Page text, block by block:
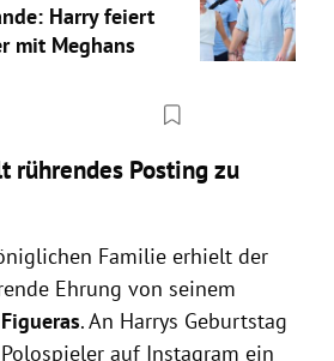
Harry feiert
mit Meghans
rührendes Posting zu
Familie erhielt der
Ehrung von seinem
. An Harrys Geburtstag
auf Instagram ein